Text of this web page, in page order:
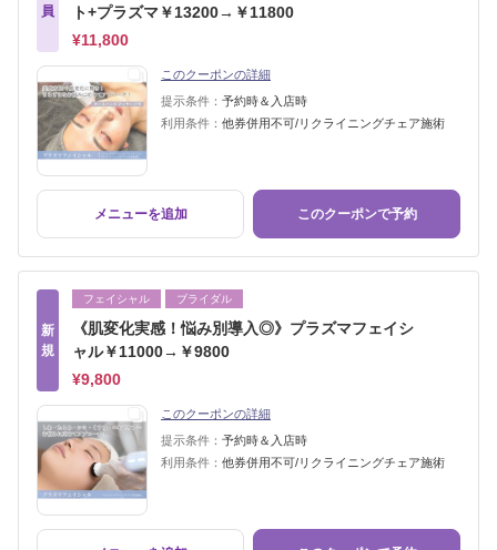
員
ト+プラズマ￥13200→￥11800
¥11,800
このクーポンの詳細
提示条件： 予約時＆入店時
利用条件： 他券併用不可/リクライニングチェア施術
メニューを追加 このクーポンで予約
新
規
フェイシャル ブライダル
《肌変化実感！悩み別導入◎》プラズマフェイシ
ャル￥11000→￥9800
¥9,800
このクーポンの詳細
提示条件： 予約時＆入店時
利用条件： 他券併用不可/リクライニングチェア施術